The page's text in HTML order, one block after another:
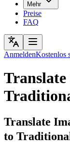
Mehr
Preise
FAQ
AnmeldenKostenlos
Translate
Translate
to